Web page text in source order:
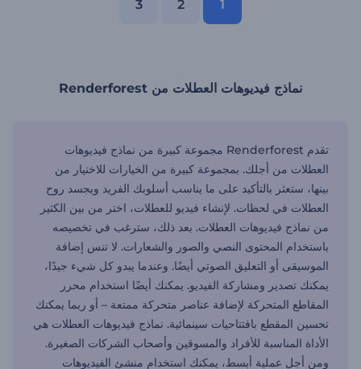
1
2
3
نماذج فيديوهات العطلات من Renderforest
تقدم Renderforest مجموعة كبيرة من نماذج فيديوهات
العطلات من أجلك. بمجموعة كبيرة من الخيارات للاختيار من
بينها، ستعثر بالتأكيد على ما يناسب أسلوبك الفريد ويجسد روح
العطلات في لحظات. لإنشاء فيديو للعطلات، اختر من بين الكثير
من نماذج فيديوهات العطلات. بعد ذلك، سترغب في تخصيصه
باستخدام المحتوى النصي والصور والشعارات. لا تنس إضافة
الموسيقى أو التعليق الصوتي أيضًا. وعندما يبدو كل شيء جيدًا،
يمكنك تصدير ومشاركة الفيديو. يمكنك أيضًا استخدام محرر
المقاطع المتحركة لإضافة عناصر متحركة ممتعة – أو ربما يمكنك
تحسين المقطع بافتتاحيات سينمائية. نماذج فيديوهات العطلات هي
الأداة المناسبة للأفراد والمسوقين وأصحاب الشركات الصغيرة.
ومن أجل عملية أبسط، يمكنك استخدام منشئ الفيديوهات